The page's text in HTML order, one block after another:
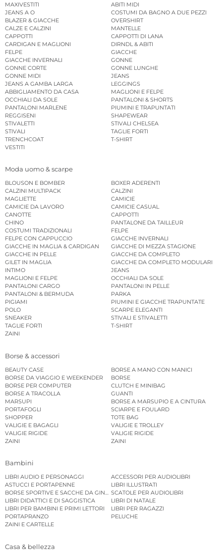
MAXIVESTITI
ABITI MIDI
JEANS A O
COSTUMI DA BAGNO A DUE PEZZI
BLAZER & GIACCHE
OVERSHIRT
CALZE E CALZINI
MANTELLE
CAPPOTTI
CAPPOTTI DI LANA
CARDIGAN E MAGLIONI
DIRNDL & ABITI
FELPE
GIACCHE
GIACCHE INVERNALI
GONNE
GONNE CORTE
GONNE LUNGHE
GONNE MIDI
JEANS
JEANS A GAMBA LARGA
LEGGINGS
ABBIGLIAMENTO DA CASA
MAGLIONI E FELPE
OCCHIALI DA SOLE
PANTALONI & SHORTS
PANTALONI MARLENE
PIUMINI E TRAPUNTATI
REGGISENI
SHAPEWEAR
STIVALETTI
STIVALI CHELSEA
STIVALI
TAGLIE FORTI
TRENCHCOAT
T-SHIRT
VESTITI
Moda uomo & scarpe
BLOUSON E BOMBER
BOXER ADERENTI
CALZINI MULTIPACK
CALZINI
MAGLIETTE
CAMICIE
CAMICIE DA LAVORO
CAMICIE CASUAL
CANOTTE
CAPPOTTI
CHINO
PANTALONE DA TAILLEUR
COSTUMI TRADIZIONALI
FELPE
FELPE CON CAPPUCCIO
GIACCHE INVERNALI
GIACCHE IN MAGLIA & CARDIGAN
GIACCHE DI MEZZA STAGIONE
GIACCHE IN PELLE
GIACCHE DA COMPLETO
GILET IN MAGLIA
GIACCHE DA COMPLETO MODULARI
INTIMO
JEANS
MAGLIONI E FELPE
OCCHIALI DA SOLE
PANTALONI CARGO
PANTALONI IN PELLE
PANTALONI & BERMUDA
PARKA
PIGIAMI
PIUMINI E GIACCHE TRAPUNTATE
POLO
SCARPE ELEGANTI
SNEAKER
STIVALI E STIVALETTI
TAGLIE FORTI
T-SHIRT
ZAINI
Borse & accessori
BEAUTY CASE
BORSE A MANO CON MANICI
BORSE DA VIAGGIO E WEEKENDER
BORSE
BORSE PER COMPUTER
CLUTCH E MINIBAG
BORSE A TRACOLLA
GUANTI
MARSUPI
BORSE A MARSUPIO E A CINTURA
PORTAFOGLI
SCIARPE E FOULARD
SHOPPER
TOTE BAG
VALIGIE E BAGAGLI
VALIGIE E TROLLEY
VALIGIE RIGIDE
VALIGIE RIGIDE
ZAINI
ZAINI
Bambini
LIBRI AUDIO E PERSONAGGI
ACCESSORI PER AUDIOLIBRI
ASTUCCI E PORTAPENNE
LIBRI ILLUSTRATI
BORSE SPORTIVE E SACCHE DA GINNASTICASCATOLE PER AUDIOLIBRI
LIBRI DIDATTICI E DI SAGGISTICA
LIBRI DI NATALE
LIBRI PER BAMBINI E PRIMI LETTORI
LIBRI PER RAGAZZI
PORTAPRANZO
PELUCHE
ZAINI E CARTELLE
Casa & bellezza